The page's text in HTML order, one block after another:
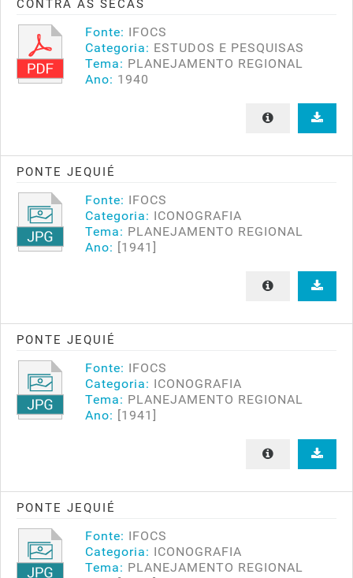
CONTRA AS SECAS
Fonte: IFOCS
Categoria: ESTUDOS E PESQUISAS
Tema: PLANEJAMENTO REGIONAL
Ano: 1940
PONTE JEQUIÉ
Fonte: IFOCS
Categoria: ICONOGRAFIA
Tema: PLANEJAMENTO REGIONAL
Ano: [1941]
PONTE JEQUIÉ
Fonte: IFOCS
Categoria: ICONOGRAFIA
Tema: PLANEJAMENTO REGIONAL
Ano: [1941]
PONTE JEQUIÉ
Fonte: IFOCS
Categoria: ICONOGRAFIA
Tema: PLANEJAMENTO REGIONAL